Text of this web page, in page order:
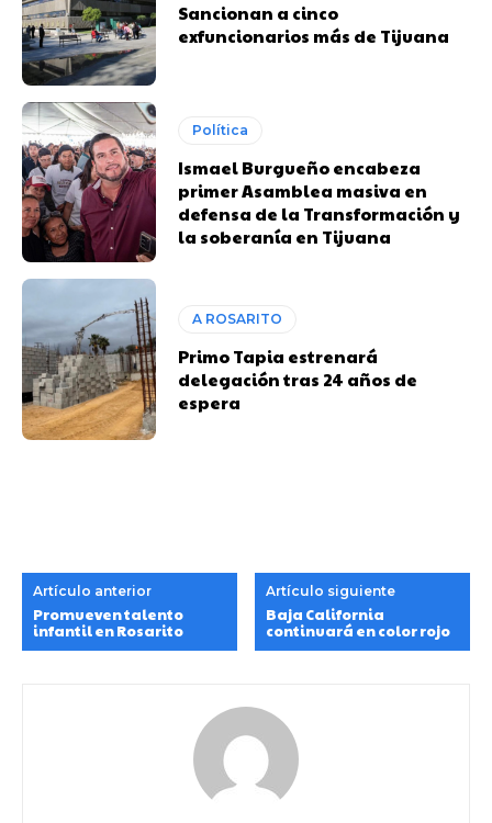
Sancionan a cinco
exfuncionarios más de Tijuana
Política
Ismael Burgueño encabeza
primer Asamblea masiva en
defensa de la Transformación y
la soberanía en Tijuana
A ROSARITO
Primo Tapia estrenará
delegación tras 24 años de
espera
Artículo anterior
Promueven talento
infantil en Rosarito
Artículo siguiente
Baja California
continuará en color rojo